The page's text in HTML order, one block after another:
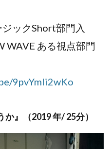
ックShort部門入
WAVE ある視点部門
9pvYmIi2wKo
か』（2019 年/ 25分）